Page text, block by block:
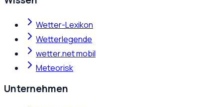
Wetter-Lexikon
Wetterlegende
wetter.net mobil
Meteorisk
Unternehmen